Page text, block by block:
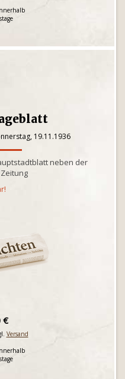
19.11.1936
neben der
€
Versand